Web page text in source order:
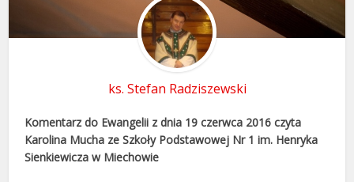
ks. Stefan Radziszewski
Komentarz do Ewangelii z dnia 19 czerwca 2016 czyta
Karolina Mucha ze Szkoły Podstawowej Nr 1 im. Henryka
Sienkiewicza w Miechowie